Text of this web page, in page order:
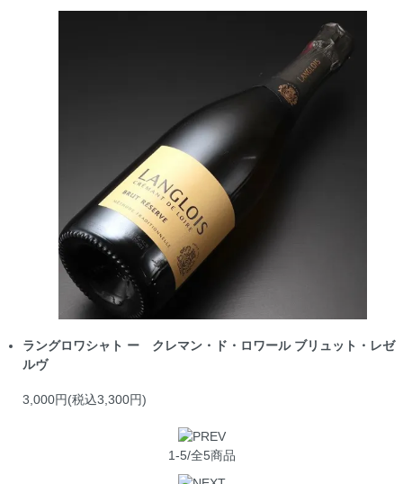
ラングロワシャト ー クレマン・ド・ロワール ブリュット・レゼ
ルヴ
3,000円(税込3,300円)
1-5/全5商品